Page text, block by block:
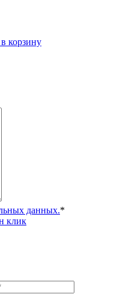
корзину
данных.*
клик